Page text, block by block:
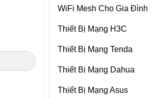
Ubiquiti GPON
Switch Unifi
Bộ Nguồn Unifi
Router Ubiquiti Unifi
Camera Unifi
Wifi Ruijie
Router Ruijie
Switch Ruijie
WiFi Mesh Cho Gia Đình
Thiết Bị Mạng H3C
Thiết Bị Mạng Tenda
Thiết Bị Mạng Dahua
Thiết Bị Mạng Asus